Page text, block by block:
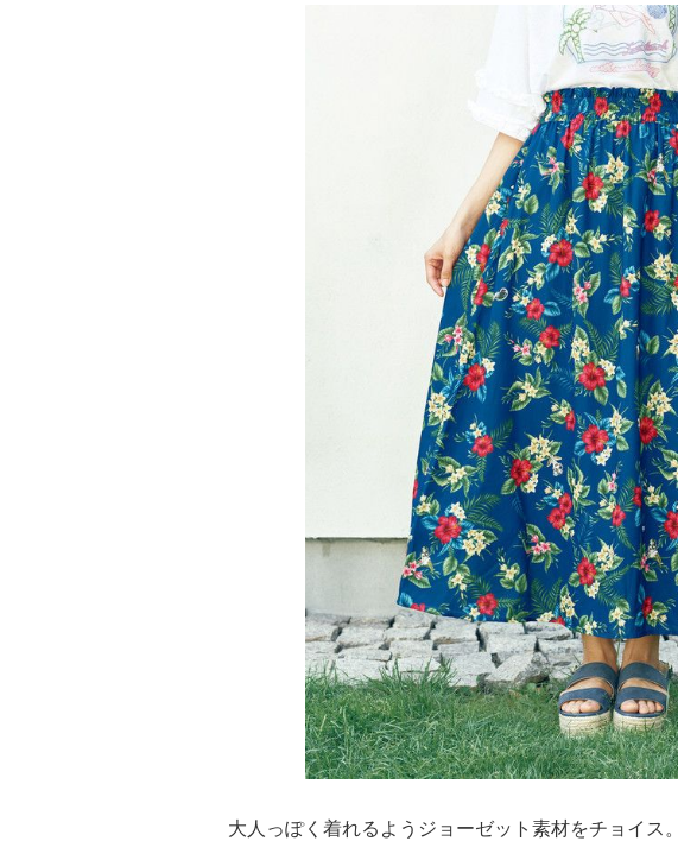
大人っぽく着れるようジョーゼット素材をチョイス